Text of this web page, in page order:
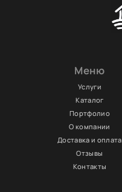
Меню
Услуги
Каталог
Портфолио
О компании
Доставка и оплата
Отзывы
Контакты